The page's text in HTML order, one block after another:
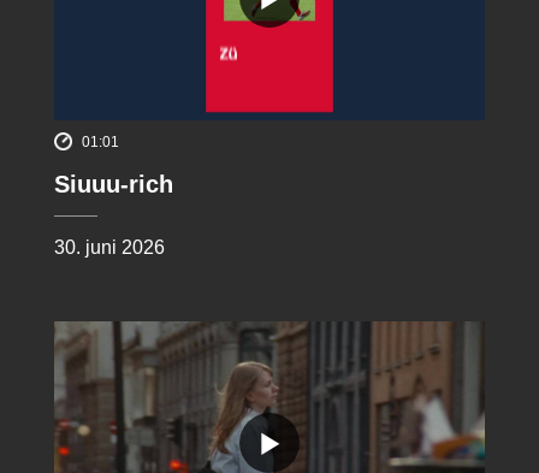
01:01
Siuuu-rich
30. juni 2026